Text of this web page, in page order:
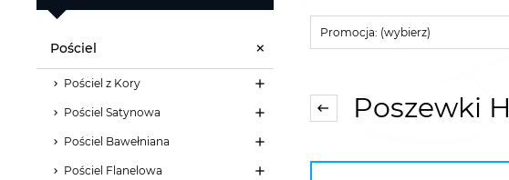
Pościel
Pościel z Kory
Pościel Satynowa
Pościel Bawełniana
Pościel Flanelowa
Promocja: (wybierz)
Poszewki